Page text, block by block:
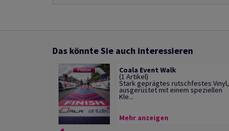
Das könnte Sie auch interessieren
Coala Event Walk
(1 Artikel)
Stark geprägtes rutschfestes Vinyl,
ausgerüstet mit einem speziellen
Kle...
Mehr anzeigen